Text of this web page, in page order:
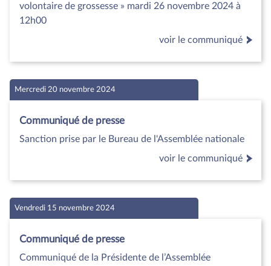
volontaire de grossesse » mardi 26 novembre 2024 à
12h00
voir le communiqué
Mercredi 20 novembre 2024
Communiqué de presse
Sanction prise par le Bureau de l'Assemblée nationale
voir le communiqué
Vendredi 15 novembre 2024
Communiqué de presse
Communiqué de la Présidente de l’Assemblée